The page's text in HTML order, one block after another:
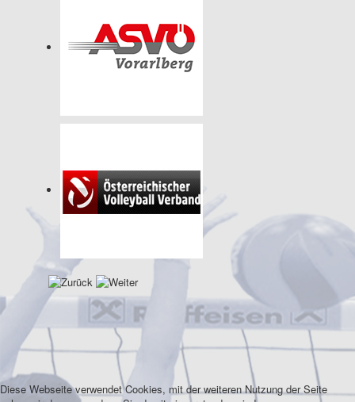
Diese Webseite verwendet Cookies, mit der weiteren Nutzung der Seite